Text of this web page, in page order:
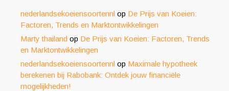
nederlandsekoeiensoortennl op De Prijs van Koeien:
Factoren, Trends en Marktontwikkelingen
Marty thailand op De Prijs van Koeien: Factoren, Trends
en Marktontwikkelingen
nederlandsekoeiensoortennl op Maximale hypotheek
berekenen bij Rabobank: Ontdek jouw financiële
mogelijkheden!